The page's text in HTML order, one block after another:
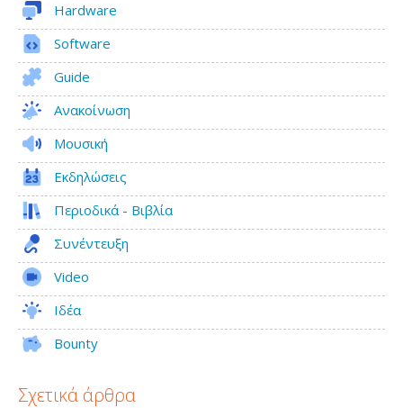
Hardware
Software
Guide
Ανακοίνωση
Μουσική
Εκδηλώσεις
Περιοδικά - Βιβλία
Συνέντευξη
Video
Ιδέα
Bounty
Σχετικά άρθρα